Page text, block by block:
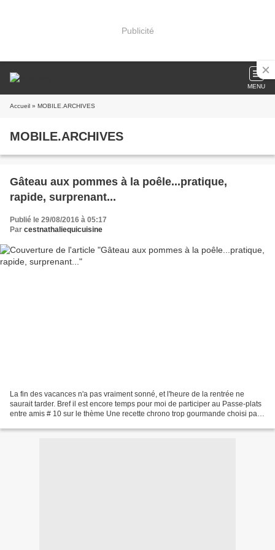
Publicité
MENU
Accueil » MOBILE.ARCHIVES
MOBILE.ARCHIVES
Gâteau aux pommes à la poêle...pratique,
rapide, surprenant...
Publié le 29/08/2016 à 05:17
Par cestnathaliequicuisine
La fin des vacances n'a pas vraiment sonné, et l'heure de la rentrée ne
saurait tarder. Bref il est encore temps pour moi de participer au Passe-plats
entre amis # 10 sur le thème Une recette chrono trop gourmande choisi par